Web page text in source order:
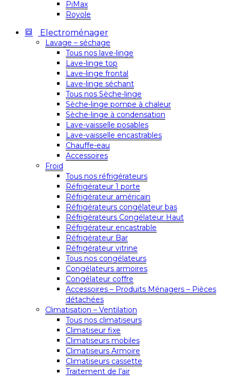
PiMax
Royole
Electroménager
Lavage – séchage
Tous nos lave-linge
Lave-linge top
Lave-linge frontal
Lave-linge séchant
Tous nos Sèche-linge
Sèche-linge pompe à chaleur
Sèche-linge à condensation
Lave-vaisselle posables
Lave-vaisselle encastrables
Chauffe-eau
Accessoires
Froid
Tous nos réfrigérateurs
Réfrigérateur 1 porte
Réfrigérateur américain
Réfrigérateurs congélateur bas
Réfrigérateurs Congélateur Haut
Réfrigérateur encastrable
Réfrigérateur Bar
Réfrigérateur vitrine
Tous nos congélateurs
Congélateurs armoires
Congélateur coffre
Accessoires – Produits Ménagers – Pièces
détachées
Climatisation – Ventilation
Tous nos climatiseurs
Climatiseur fixe
Climatiseurs mobiles
Climatiseurs Armoire
Climatiseurs cassette
Traitement de l’air